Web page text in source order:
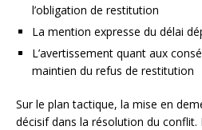
l’obligation de restitution
La mention expresse du délai
L’avertissement quant aux
maintien du refus de restitution
Sur le plan tactique, la mise en
décisif dans la résolution du conflit.